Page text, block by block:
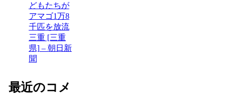
どもたちが
アマゴ1万8
千匹を放流
三重 [三重
県] – 朝日新
聞
最近のコメ